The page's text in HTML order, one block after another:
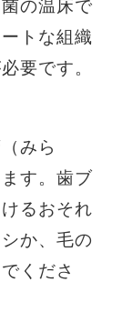
の温床で
トな組織
要です。
みら
す。歯ブ
るおそれ
か、毛の
くださ